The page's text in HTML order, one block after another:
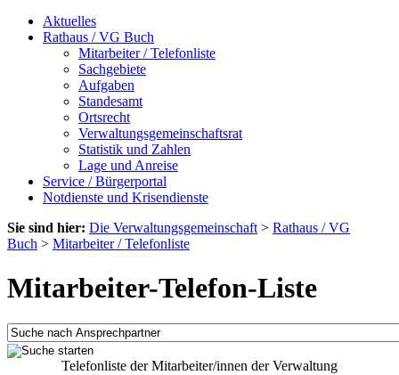
Aktuelles
Rathaus / VG Buch
Mitarbeiter / Telefonliste
Sachgebiete
Aufgaben
Standesamt
Ortsrecht
Verwaltungsgemeinschaftsrat
Statistik und Zahlen
Lage und Anreise
Service / Bürgerportal
Notdienste und Krisendienste
Sie sind hier: Die Verwaltungsgemeinschaft > Rathaus / VG
Buch > Mitarbeiter / Telefonliste
Mitarbeiter-Telefon-Liste
Telefonliste der Mitarbeiter/innen der Verwaltung